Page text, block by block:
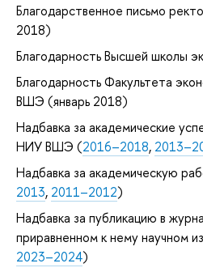
Благодарственное письмо
2018)
Благодарность Высшей школы
Благодарность Факультета
ВШЭ (январь 2018)
Надбавка за академические
НИУ ВШЭ (2016–2018,
Надбавка за академическую
2013, 2011–2012)
Надбавка за публикацию в
приравненном к нему научном
2023–2024)